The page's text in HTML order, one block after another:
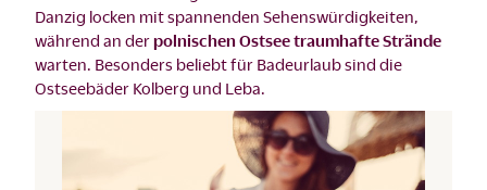
Danzig locken mit spannenden Sehenswürdigkeiten,
während an derpolnischen Ostsee traumhafte Strände
warten. Besonders beliebt für Badeurlaub sind die
Ostseebäder Kolberg und Leba.